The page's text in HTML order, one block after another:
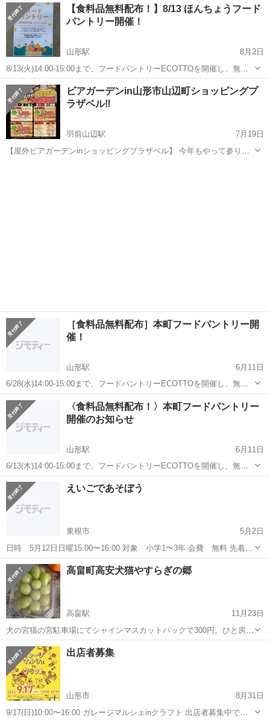
ンで一泊し、翌日17日の昼はフリーですが、加茂水族館に行く予定も
あります 夜は、日本一の赤川花...
山形 鶴岡市 鶴岡駅 地域/お祭り
【食料品無料配布！】8/13 ほんちょうフード
パントリー開催！
山形駅
8月2日
8/13(火)14:00-15:00まで、フードパントリーECOTTOを開催し、無料
で食料品のお渡しを致します。数に限りがありますので、なくなり次
第終了となります。 〈活動紹介〉 昨年9月より、各食品会社様、企業
様との提携...
山形 山形市 山形駅 地域/お祭り パントリー
ビアガーデンin山形市山辺町ショッピングプ
ラザベル‼️
羽前山辺駅
7月19日
【屋外ビアガーデンinショッピングプラザベル】 今年もやって参りま
［食料品無料配布］本町フードパントリー開
催！
山形駅
6月11日
6/28(水)14:00-15:00まで、フードパントリーECOTTOを開催し、無料
で食料品のお渡しを致します。数に限りがありますので、なくなり次
第終了となります。 〈活動紹介〉 昨年9月より、各食品会社様、企業
様との提携...
山形 山形駅 地域/お祭り パントリー
〈食料品無料配布！〉本町フードパントリー
開催のお知らせ
山形駅
6月11日
6/13(木)14:00-15:00まで、フードパントリーECOTTOを開催し、無料
で食料品のお渡しを致します。数に限りがありますので、なくなり次
第終了となります。 〈活動紹介〉 昨年9月より、各食品会社様、企業
様との提携...
山形 山形駅 地域/お祭り
えいごであそぼう
東根市
5月2日
日時 5月12日日曜15:00〜16:00 対象 小学1〜3年 会費 無料 先着
順 残わずか 場所 まなびあテラス
山形 東根市 地域/お祭り えいごであそぼ
高畠町高安犬猫やすらぎの郷
高畠駅
11月23日
犬の宮猫の宮駐車場にてシャインマスカットパックで300円。ひと房
500円にて販売。その他にも芋煮や珈琲も販売してます。
山形 東置賜郡 高畠駅
出店者募集
山形市
8月31日
9/17(日)10:00〜16:00 ガレージマルシェinクラフト 出店者募集中で